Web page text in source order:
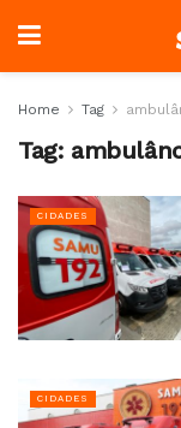
Home Tag
Tag:
CIDADES
CIDADES